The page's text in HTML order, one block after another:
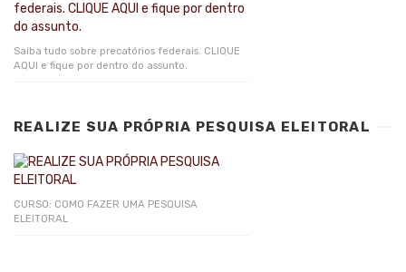
Saiba tudo sobre precatórios federais. CLIQUE
AQUI e fique por dentro do assunto.
REALIZE SUA PRÓPRIA PESQUISA ELEITORAL
CURSO: COMO FAZER UMA PESQUISA
ELEITORAL